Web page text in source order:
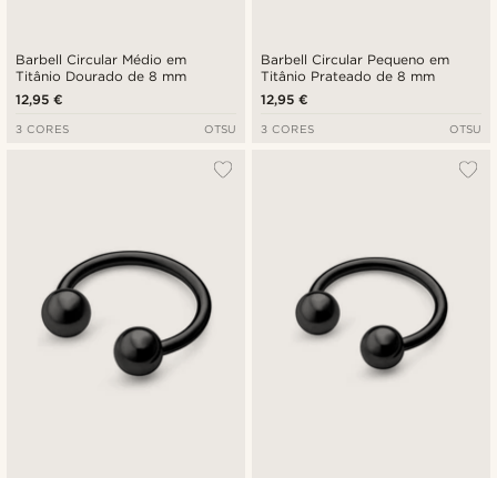
Barbell Circular Médio em
Titânio Dourado de 8 mm
12,95 €
3 CORES OTSU
Barbell Circular Pequeno em
Titânio Prateado de 8 mm
12,95 €
3 CORES OTSU